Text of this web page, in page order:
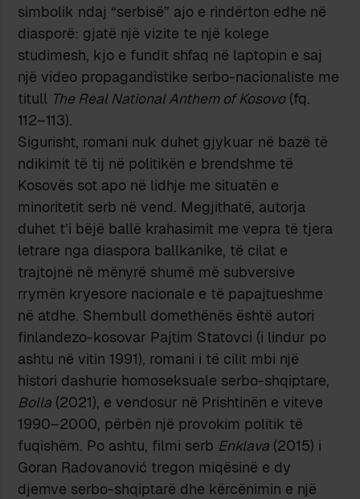
simbolik ndaj “serbisë” ajo e rindërton edhe në
diasporë: gjatë një vizite te një kolege
studimesh, kjo e fundit shfaq në laptopin e saj
një video propagandistike serbo-nacionaliste me
titull The Real National Anthem of Kosovo(fq.
112–113).
Sigurisht, romani nuk duhet gjykuar në bazë të
ndikimit të tij në politikën e brendshme të
Kosovës sot apo në lidhje me situatën e
minoritetit serb në vend. Megjithatë, autorja
duhet t’i bëjë ballë krahasimit me vepra të tjera
letrare nga diaspora ballkanike, të cilat e
trajtojnë në mënyrë shumë më subversive
rrymën kryesore nacionale e të papajtueshme
në atdhe. Shembull domethënës është autori
finlandezo-kosovar Pajtim Statovci (i lindur po
ashtu në vitin 1991), romani i të cilit mbi një
histori dashurie homoseksuale serbo-shqiptare,
Bolla (2021), e vendosur në Prishtinën e viteve
1990–2000, përbën një provokim politik të
fuqishëm. Po ashtu, filmi serb Enklava (2015) i
Goran Radovanović tregon miqësinë e dy
djemve serbo-shqiptarë dhe kërcënimin e një